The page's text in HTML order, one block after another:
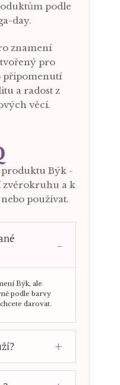
podle
day.
znamení
pro
připomenutí
a radost z
věcí.
Býk -
zvěrokruhu a k
používat.
Býk, ale
podle barvy
darovat.